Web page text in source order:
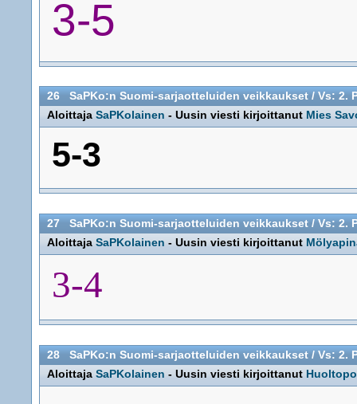
3-5
26SaPKo:n Suomi-sarjaotteluiden veikkaukset /Vs: 2.
AloittajaSaPKolainen - Uusin viesti kirjoittanut Mies
5-3
27SaPKo:n Suomi-sarjaotteluiden veikkaukset /Vs: 2.
AloittajaSaPKolainen - Uusin viesti kirjoittanut
3-4
28SaPKo:n Suomi-sarjaotteluiden veikkaukset /Vs: 2.
AloittajaSaPKolainen - Uusin viesti kirjoittanut